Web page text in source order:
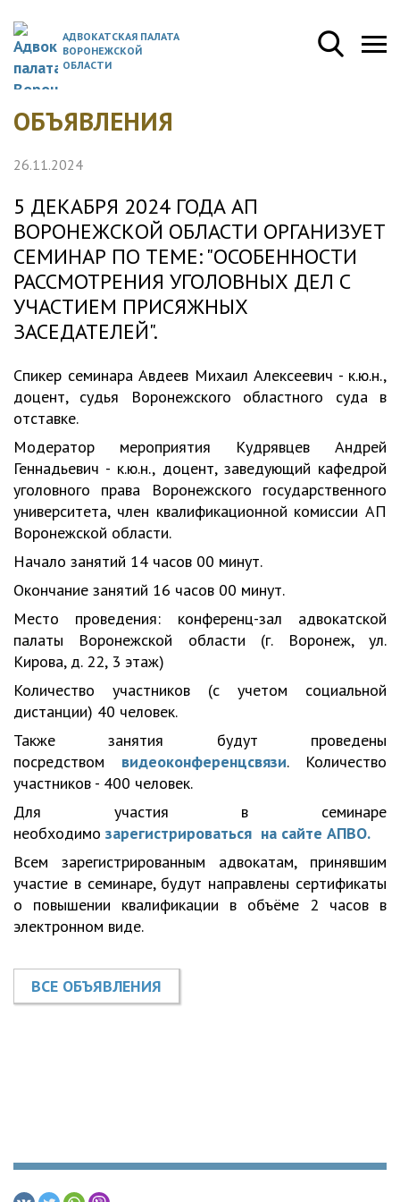
АДВОКАТСКАЯ ПАЛАТА
ВОРОНЕЖСКОЙ
ОБЛАСТИ
ОБЪЯВЛЕНИЯ
26.11.2024
5 ДЕКАБРЯ 2024 ГОДА АП
ВОРОНЕЖСКОЙ ОБЛАСТИ ОРГАНИЗУЕТ
СЕМИНАР ПО ТЕМЕ: "ОСОБЕННОСТИ
РАССМОТРЕНИЯ УГОЛОВНЫХ ДЕЛ С
УЧАСТИЕМ ПРИСЯЖНЫХ
ЗАСЕДАТЕЛЕЙ".
Спикер семинара Авдеев Михаил Алексеевич - к.ю.н.,
доцент, судья Воронежского областного суда в
отставке.
Модератор мероприятия Кудрявцев Андрей
Геннадьевич - к.ю.н., доцент, заведующий кафедрой
уголовного права Воронежского государственного
университета, член квалификационной комиссии АП
Воронежской области.
Начало занятий 14 часов 00 минут.
Окончание занятий 16 часов 00 минут.
Место проведения: конференц-зал адвокатской
палаты Воронежской области (г. Воронеж, ул.
Кирова, д. 22, 3 этаж)
Количество участников (с учетом социальной
дистанции) 40 человек.
Также занятия будут проведены
посредством видеоконференцсвязи. Количество
участников - 400 человек.
Для участия в семинаре
необходимо зарегистрироваться на сайте АПВО.
Всем зарегистрированным адвокатам, принявшим
участие в семинаре, будут направлены сертификаты
о повышении квалификации в объёме 2 часов в
электронном виде.
ВСЕ ОБЪЯВЛЕНИЯ